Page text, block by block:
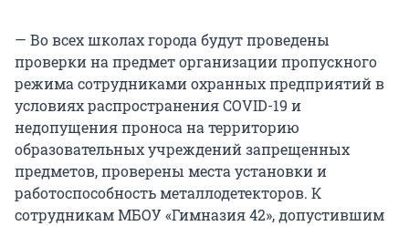
— Во всех школах города будут проведены
проверки на предмет организации пропускного
режима сотрудниками охранных предприятий в
условиях распространения COVID-19 и
недопущения проноса на территорию
образовательных учреждений запрещенных
предметов, проверены места установки и
работоспособность металлодетекторов. К
сотрудникам МБОУ «Гимназия 42», допустившим